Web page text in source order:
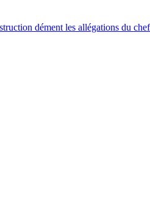
dément les allégations du